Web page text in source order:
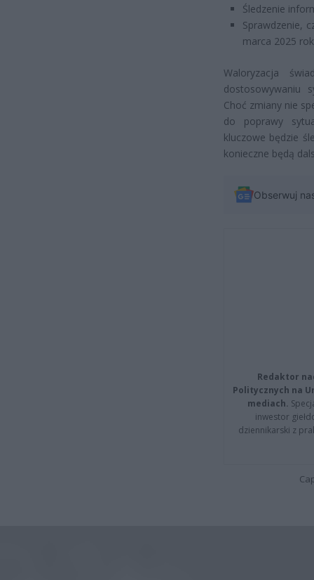
Śledzenie
Sprawdzenie,
marca 2025
Waloryzacja
dostosowywaniu
Choć zmiany nie
do poprawy
kluczowe będzie
konieczne będą
Obserwuj
Redaktor
Politycznych na
mediach.
inwestor
dziennikarski z